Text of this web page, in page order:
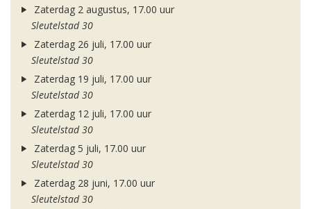
Zaterdag 2 augustus, 17.00 uur
Sleutelstad 30
Zaterdag 26 juli, 17.00 uur
Sleutelstad 30
Zaterdag 19 juli, 17.00 uur
Sleutelstad 30
Zaterdag 12 juli, 17.00 uur
Sleutelstad 30
Zaterdag 5 juli, 17.00 uur
Sleutelstad 30
Zaterdag 28 juni, 17.00 uur
Sleutelstad 30